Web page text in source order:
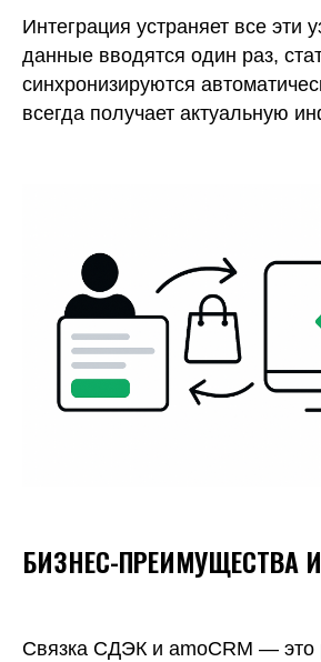
Интеграция устраняет все эти
данные вводятся один раз,
синхронизируются
всегда получает актуальную
БИЗНЕС-ПРЕИМУЩЕСТВА
Связка СДЭК и amoCRM — это